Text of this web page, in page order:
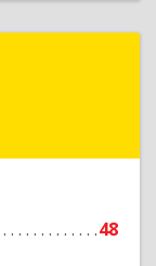
48
Ирина
Подробнее